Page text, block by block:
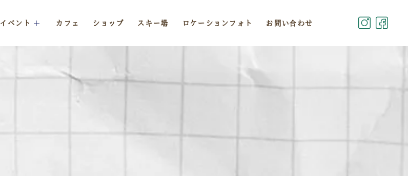
イベント カフェ ショップ スキー場 ロケーションフォト お問い合わせ